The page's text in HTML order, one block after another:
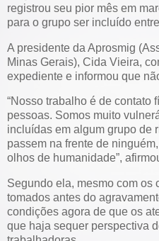
registrou seu pior mês em
para o grupo ser incluído
A presidente da Aprosmig
Minas Gerais), Cida Vieira,
expediente e informou que
“Nosso trabalho é de contato
pessoas. Somos muito
incluídas em algum grupo de
passem na frente de
olhos de humanidade”,
Segundo ela, mesmo com os
tomados antes do
condições agora de que os
que haja sequer perspectiva